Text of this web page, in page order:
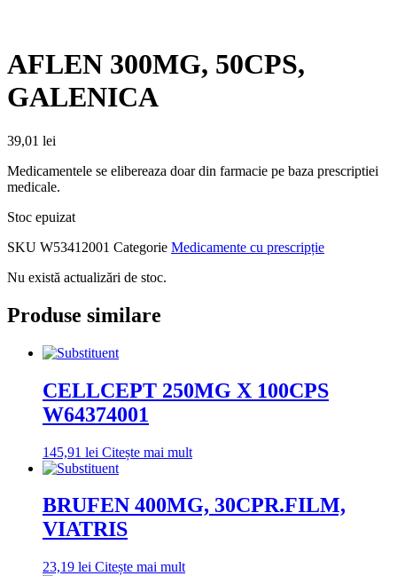
AFLEN 300MG, 50CPS,
GALENICA
39,01 lei
Medicamentele se elibereaza doar din farmacie pe baza prescriptiei
medicale.
Stoc epuizat
SKU W53412001 Categorie Medicamente cu prescripție
Nu există actualizări de stoc.
Produse similare
CELLCEPT 250MG X 100CPS
W64374001
145,91 lei Citește mai mult
BRUFEN 400MG, 30CPR.FILM,
VIATRIS
23,19 lei Citește mai mult